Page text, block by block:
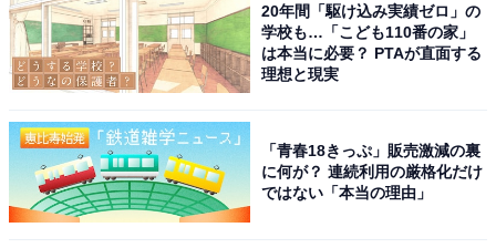
20年間「駆け込み実績ゼロ」の
学校も…「こども110番の家」
は本当に必要？ PTAが直面する
理想と現実
「青春18きっぷ」販売激減の裏
に何が？ 連続利用の厳格化だけ
ではない「本当の理由」